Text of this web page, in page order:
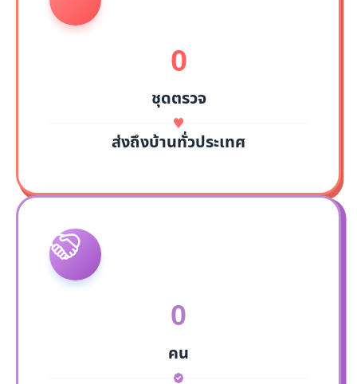
0
ชุดตรวจ
ส่งถึงบ้านทั่วประเทศ
0
คน